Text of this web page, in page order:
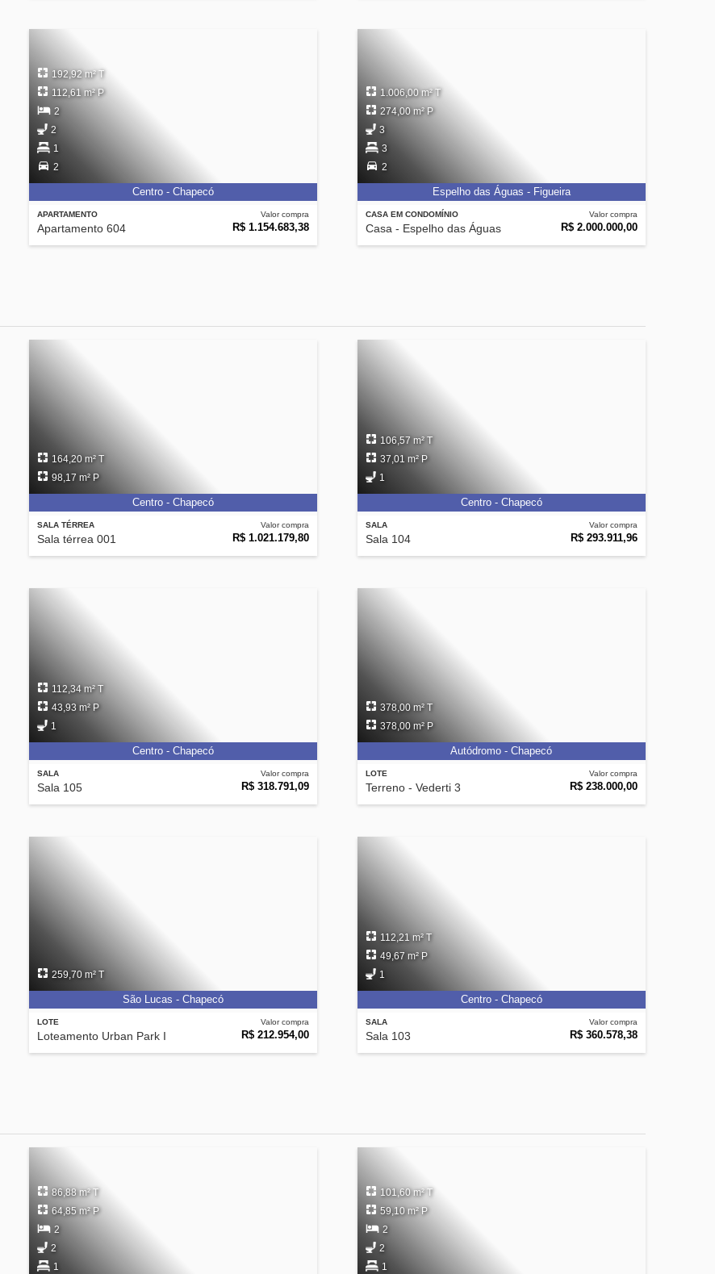
APARTAMENTO
Apartamento 604
Valor compra
R$ 1.154.683,38
192,92 m² T
112,61 m² P
2
2
1
2
Centro - Chapecó
CASA EM CONDOMÍNIO
Casa - Espelho das Águas
Valor compra
R$ 2.000.000,00
1.006,00 m² T
274,00 m² P
3
3
2
Espelho das Águas - Figueira
SALA TÉRREA
Sala térrea 001
Valor compra
R$ 1.021.179,80
164,20 m² T
98,17 m² P
Centro - Chapecó
SALA
Sala 104
Valor compra
R$ 293.911,96
106,57 m² T
37,01 m² P
1
Centro - Chapecó
SALA
Sala 105
Valor compra
R$ 318.791,09
112,34 m² T
43,93 m² P
1
Centro - Chapecó
LOTE
Terreno - Vederti 3
Valor compra
R$ 238.000,00
378,00 m² T
378,00 m² P
Autódromo - Chapecó
LOTE
Loteamento Urban Park I
Valor compra
R$ 212.954,00
259,70 m² T
São Lucas - Chapecó
SALA
Sala 103
Valor compra
R$ 360.578,38
112,21 m² T
49,67 m² P
1
Centro - Chapecó
86,88 m² T
64,85 m² P
2
2
1
101,60 m² T
59,10 m² P
2
2
1